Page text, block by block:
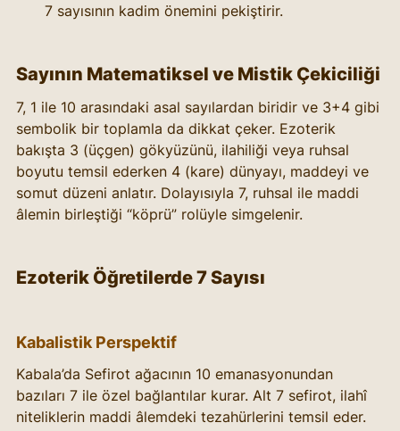
7 sayısının kadim önemini pekiştirir.
Sayının Matematiksel ve Mistik Çekiciliği
7, 1 ile 10 arasındaki asal sayılardan biridir ve 3+4 gibi
sembolik bir toplamla da dikkat çeker. Ezoterik
bakışta 3 (üçgen) gökyüzünü, ilahiliği veya ruhsal
boyutu temsil ederken 4 (kare) dünyayı, maddeyi ve
somut düzeni anlatır. Dolayısıyla 7, ruhsal ile maddi
âlemin birleştiği “köprü” rolüyle simgelenir.
Ezoterik Öğretilerde 7 Sayısı
Kabalistik Perspektif
Kabala’da Sefirot ağacının 10 emanasyonundan
bazıları 7 ile özel bağlantılar kurar. Alt 7 sefirot, ilahî
niteliklerin maddi âlemdeki tezahürlerini temsil eder.